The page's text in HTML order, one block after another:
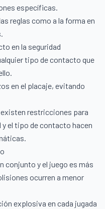
específicas.
reglas como a la forma en
en la seguridad
tipo de contacto que
en el placaje, evitando
existen restricciones para
el tipo de contacto hacen
conjunto y el juego es más
ocurren a menor
explosiva en cada jugada